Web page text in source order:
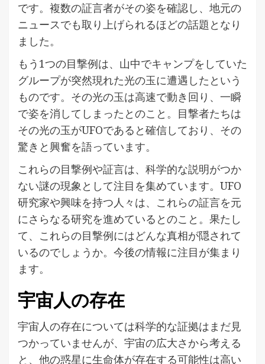
です。複数の証言者がその姿を確認し、地元の
ニュースでも取り上げられるほどの話題となり
ました。
もう1つの目撃例は、山中でキャンプをしていた
グループが突然現れた光の玉に遭遇したという
ものです。その光の玉は高速で動き回り、一瞬
で姿を消してしまったとのこと。目撃者たちは
その光の玉がUFOであると確信しており、その
驚きと興奮を語っています。
これらの目撃例や証言は、科学的な説明がつか
ない謎の現象として注目を集めています。UFO
研究家や興味を持つ人々は、これらの証言を元
にさらなる研究を進めているとのこと。果たし
て、これらの目撃例にはどんな真相が隠されて
いるのでしょうか。今後の情報に注目が集まり
ます。
宇宙人の存在
宇宙人の存在については科学的な証拠はまだ見
つかっていませんが、宇宙の広大さから考える
と、他の惑星に生命体が存在する可能性は高い